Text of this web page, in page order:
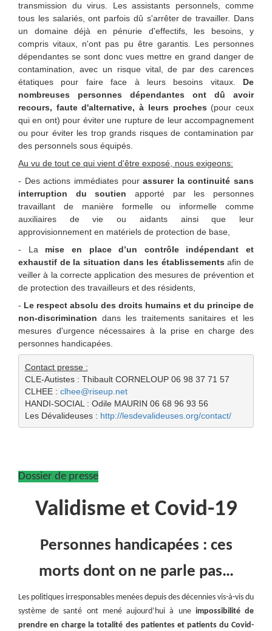
transmission du virus. Les assistants personnels, comme
tous les salariés, ont parfois dû s'arrêter de travailler. Dans
un domaine déjà en pénurie d'effectifs, les besoins, y
compris vitaux, n'ont pas pu être garantis. Les personnes
dépendantes se sont donc vues mettre en grand danger de
contamination, avec un risque vital, de par des carences
étatiques pour faire face à leurs besoins vitaux. De
nombreuses personnes dépendantes ont dû avoir
recours, faute d'alternative, à leurs proches (pour ceux
qui en ont) pour éviter une rupture de leur accompagnement
ou pour éviter les trop grands risques de contamination par
des personnels sous équipés.
Au vu de tout ce qui vient d'être exposé, nous exigeons:
- Des actions immédiates pourassurer la continuité sans
interruption du soutien apporté par les personnes
travaillant de manière formelle ou informelle comme
auxiliaires de vie ou aidants ainsi que leur
approvisionnement en matériels de protection de base,
- La mise en place d’un contrôle indépendant et
exhaustif de la situation dans les établissements afin de
veiller à la correcte application des mesures de prévention et
de protection des travailleurs et des résidents,
- Le respect absolu des droits humains et du principe de
non-discrimination dans les traitements sanitaires et les
mesures d'urgence nécessaires à la prise en charge des
personnes handicapées.
Contact presse :
CLE-Autistes : Thibault CORNELOUP 06 98 37 71 57
CLHEE : clhee@riseup.net
HANDI-SOCIAL : Odile MAURIN 06 68 96 93 56
Les Dévalideuses : http://lesdevalideuses.org/contact/
Dossier de presse
Validisme et Covid-19
Personnes handicapées : ces
morts dont on ne parle pas…
Les politiques irresponsables menées depuis des décennies vis-à-vis du
système de santé ont mené aujourd’hui à une impossibilité de
prendre en charge la totalité des patientes et patients du Covid-